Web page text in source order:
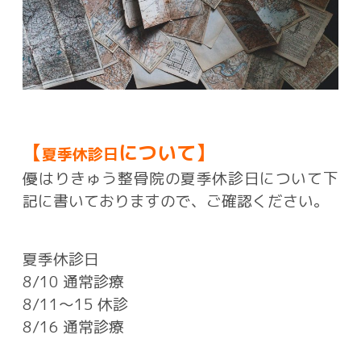
【夏季休診日について】
優はりきゅう整骨院の夏季休診日について下
記に書いておりますので、ご確認ください。
夏季休診日
8/10 通常診療
8/11〜15 休診
8/16 通常診療